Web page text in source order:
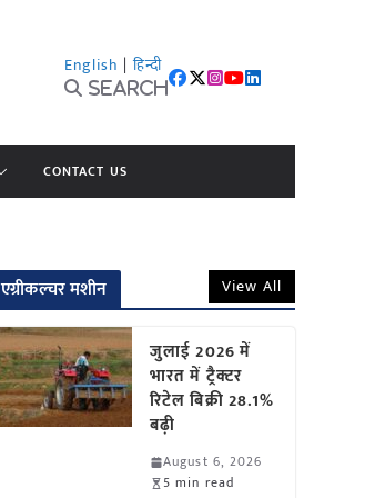
English | हिन्दी
Search
CONTACT US
एग्रीकल्चर मशीन View All
जुलाई 2026 में
भारत में ट्रैक्टर
रिटेल बिक्री 28.1%
बढ़ी
August 6, 2026
5 min read